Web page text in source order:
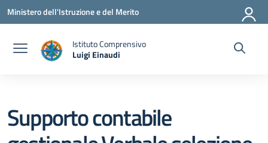
Vai ai contenuti
Vai al menu di navigazione
Vai al footer
Ministero dell'Istruzione e del Merito
Istituto Comprensivo
Luigi Einaudi
— Visita la pagina iniziale della scuola
Supporto contabile